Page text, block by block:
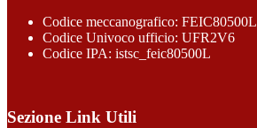
Codice meccanografico: FEIC80500L
Codice Univoco ufficio: UFR2V6
Codice IPA: istsc_feic80500L
Sezione Link Utili